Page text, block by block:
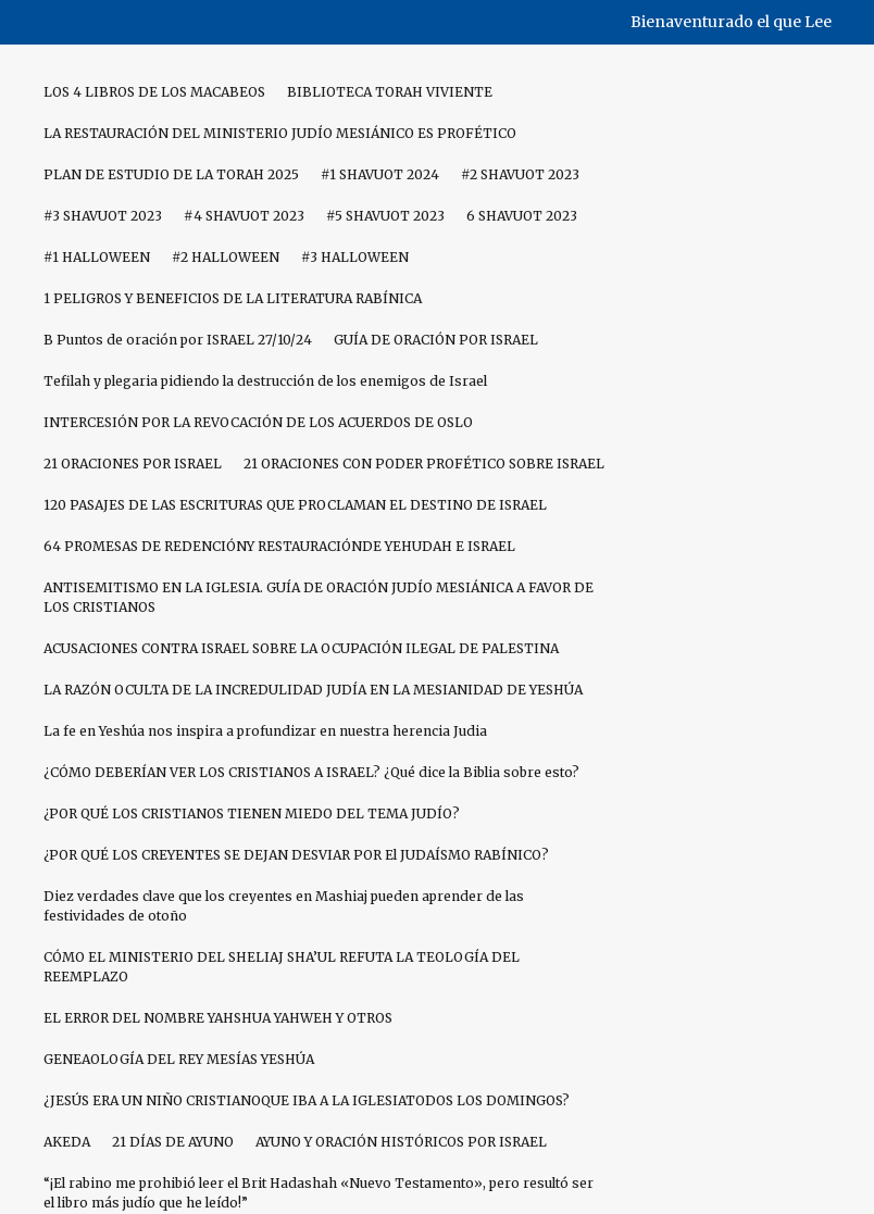
Bienaventurado el que Lee
LOS 4 LIBROS DE LOS MACABEOS BIBLIOTECA TORAH VIVIENTE
LA RESTAURACIÓN DEL MINISTERIO JUDÍO MESIÁNICO ES PROFÉTICO
PLAN DE ESTUDIO DE LA TORAH 2025 #1 SHAVUOT 2024 #2 SHAVUOT 2023
#3 SHAVUOT 2023 #4 SHAVUOT 2023 #5 SHAVUOT 2023 6 SHAVUOT 2023
#1 HALLOWEEN #2 HALLOWEEN #3 HALLOWEEN
1 PELIGROS Y BENEFICIOS DE LA LITERATURA RABÍNICA
B Puntos de oración por ISRAEL 27/10/24 GUÍA DE ORACIÓN POR ISRAEL
Tefilah y plegaria pidiendo la destrucción de los enemigos de Israel
INTERCESIÓN POR LA REVOCACIÓN DE LOS ACUERDOS DE OSLO
21 ORACIONES POR ISRAEL 21 ORACIONES CON PODER PROFÉTICO SOBRE ISRAEL
120 PASAJES DE LAS ESCRITURAS QUE PROCLAMAN EL DESTINO DE ISRAEL
64 PROMESAS DE REDENCIÓNY RESTAURACIÓNDE YEHUDAH E ISRAEL
ANTISEMITISMO EN LA IGLESIA. GUÍA DE ORACIÓN JUDÍO MESIÁNICA A FAVOR DE
LOS CRISTIANOS
ACUSACIONES CONTRA ISRAEL SOBRE LA OCUPACIÓN ILEGAL DE PALESTINA
LA RAZÓN OCULTA DE LA INCREDULIDAD JUDÍA EN LA MESIANIDAD DE YESHÚA
La fe en Yeshúa nos inspira a profundizar en nuestra herencia Judia
¿CÓMO DEBERÍAN VER LOS CRISTIANOS A ISRAEL? ¿Qué dice la Biblia sobre esto?
¿POR QUÉ LOS CRISTIANOS TIENEN MIEDO DEL TEMA JUDÍO?
¿POR QUÉ LOS CREYENTES SE DEJAN DESVIAR POR El JUDAÍSMO RABÍNICO?
Diez verdades clave que los creyentes en Mashiaj pueden aprender de las
festividades de otoño
CÓMO EL MINISTERIO DEL SHELIAJ SHA’UL REFUTA LA TEOLOGÍA DEL
REEMPLAZO
EL ERROR DEL NOMBRE YAHSHUA YAHWEH Y OTROS
GENEAOLOGÍA DEL REY MESÍAS YESHÚA
¿JESÚS ERA UN NIÑO CRISTIANOQUE IBA A LA IGLESIATODOS LOS DOMINGOS?
AKEDA 21 DÍAS DE AYUNO AYUNO Y ORACIÓN HISTÓRICOS POR ISRAEL
“¡El rabino me prohibió leer el Brit Hadashah «Nuevo Testamento», pero resultó ser
el libro más judío que he leído!”